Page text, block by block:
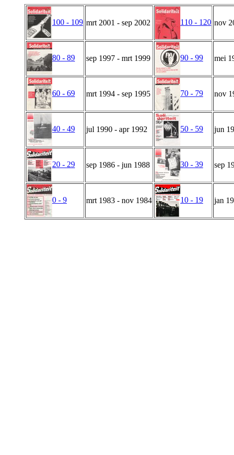
100 - 109 mrt 2001 - sep 2002 110 - 120 nov
80 - 89 sep 1997 - mrt 1999 90 - 99 mei
60 - 69 mrt 1994 - sep 1995 70 - 79 nov
40 - 49 jul 1990 - apr 1992 50 - 59 jun
20 - 29 sep 1986 - jun 1988 30 - 39 sep
0 - 9 mrt 1983 - nov 1984 10 - 19 jan